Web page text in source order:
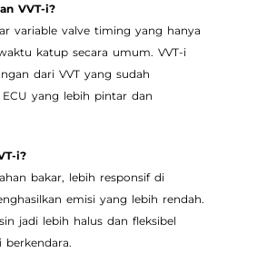
VVT-i?
variable valve timing yang hanya
katup secara umum. VVT-i
dari VVT yang sudah
yang lebih pintar dan
i?
bakar, lebih responsif di
emisi yang lebih rendah.
jadi lebih halus dan fleksibel
berkendara.